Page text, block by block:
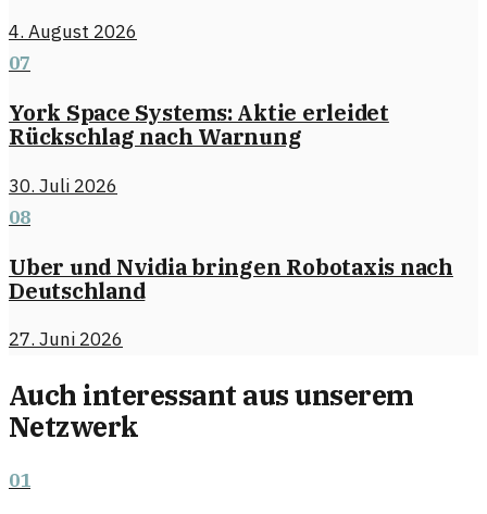
4. August 2026
07
York Space Systems: Aktie erleidet
Rückschlag nach Warnung
30. Juli 2026
08
Uber und Nvidia bringen Robotaxis nach
Deutschland
27. Juni 2026
Auch interessant aus unserem
Netzwerk
01